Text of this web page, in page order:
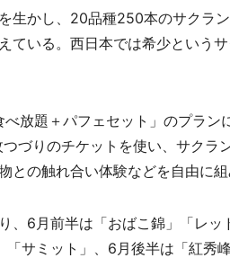
生かし、20品種250本のサクラ
ている。西日本では希少という
放題＋パフェセット」のプラン
づりのチケットを使い、サクラ
の触れ合い体験などを自由に組
6月前半は「おばこ錦」「レッ
サミット」、6月後半は「紅秀